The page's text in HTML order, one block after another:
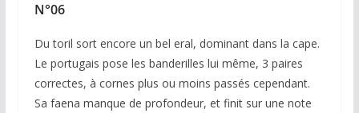
N°06
Du toril sort encore un bel eral, dominant dans la cape.
Le portugais pose les banderilles lui même, 3 paires
correctes, à cornes plus ou moins passés cependant.
Sa faena manque de profondeur, et finit sur une note